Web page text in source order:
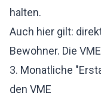
halten.
Auch hier gilt:
Bewohner. Die
3. Monatliche
den VME